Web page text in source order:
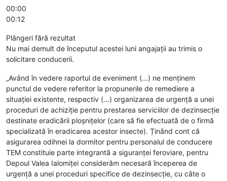
00:00
00:12
Plângeri fără rezultat
Nu mai demult de începutul acestei luni angajații au trimis o
solicitare conducerii.
„Având în vedere raportul de eveniment (…) ne menținem
punctul de vedere referitor la propunerile de remediere a
situației existente, respectiv (…) organizarea de urgență a unei
proceduri de achiziție pentru prestarea serviciilor de dezinsecție
destinate eradicării ploșnițelor (care să fie efectuată de o firmă
specializată în eradicarea acestor insecte). Ținând cont că
asigurarea odihnei la dormitor pentru personalul de conducere
TEM constituie parte integrantă a siguranței feroviare, pentru
Depoul Valea Ialomiței considerăm necesară începerea de
urgență a unei proceduri specifice de dezinsecție, cu câte o